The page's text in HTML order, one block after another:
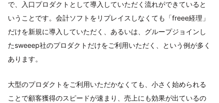
で、入口プロダクトとして導入していただく流れができていると
いうことです。会計ソフトをリプレイスしなくても「freee経理」
だけを新規に導入していただく、あるいは、グループジョインし
たsweeep社のプロダクトだけをご利用いただく、という例が多く
あります。
大型のプロダクトをご利用いただかなくても、小さく始められる
ことで顧客獲得のスピードが速まり、売上にも効果が出ているの